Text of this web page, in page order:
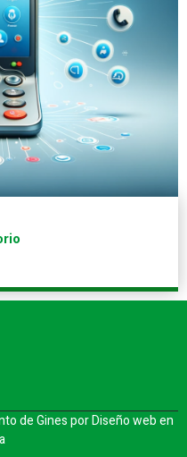
de Gines porDiseño web en